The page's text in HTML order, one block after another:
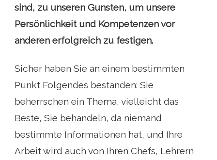
sind, zu unseren Gunsten, um unsere
Persönlichkeit und Kompetenzen vor
anderen erfolgreich zu festigen.
Sicher haben Sie an einem bestimmten
Punkt Folgendes bestanden: Sie
beherrschen ein Thema, vielleicht das
Beste, Sie behandeln, da niemand
bestimmte Informationen hat, und Ihre
Arbeit wird auch von Ihren Chefs, Lehrern